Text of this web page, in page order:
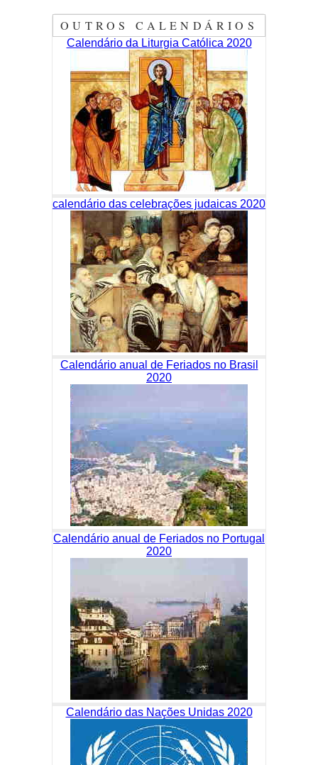
OUTROS CALENDÁRIOS
Calendário da Liturgia Católica 2020
calendário das celebrações judaicas 2020
Calendário anual de Feriados no Brasil
2020
Calendário anual de Feriados no Portugal
2020
Calendário das Nações Unidas 2020